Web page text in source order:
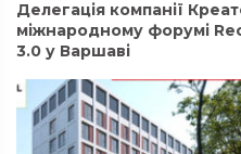
Делегація компанії
міжнародному форумі
3.0 у Варшаві